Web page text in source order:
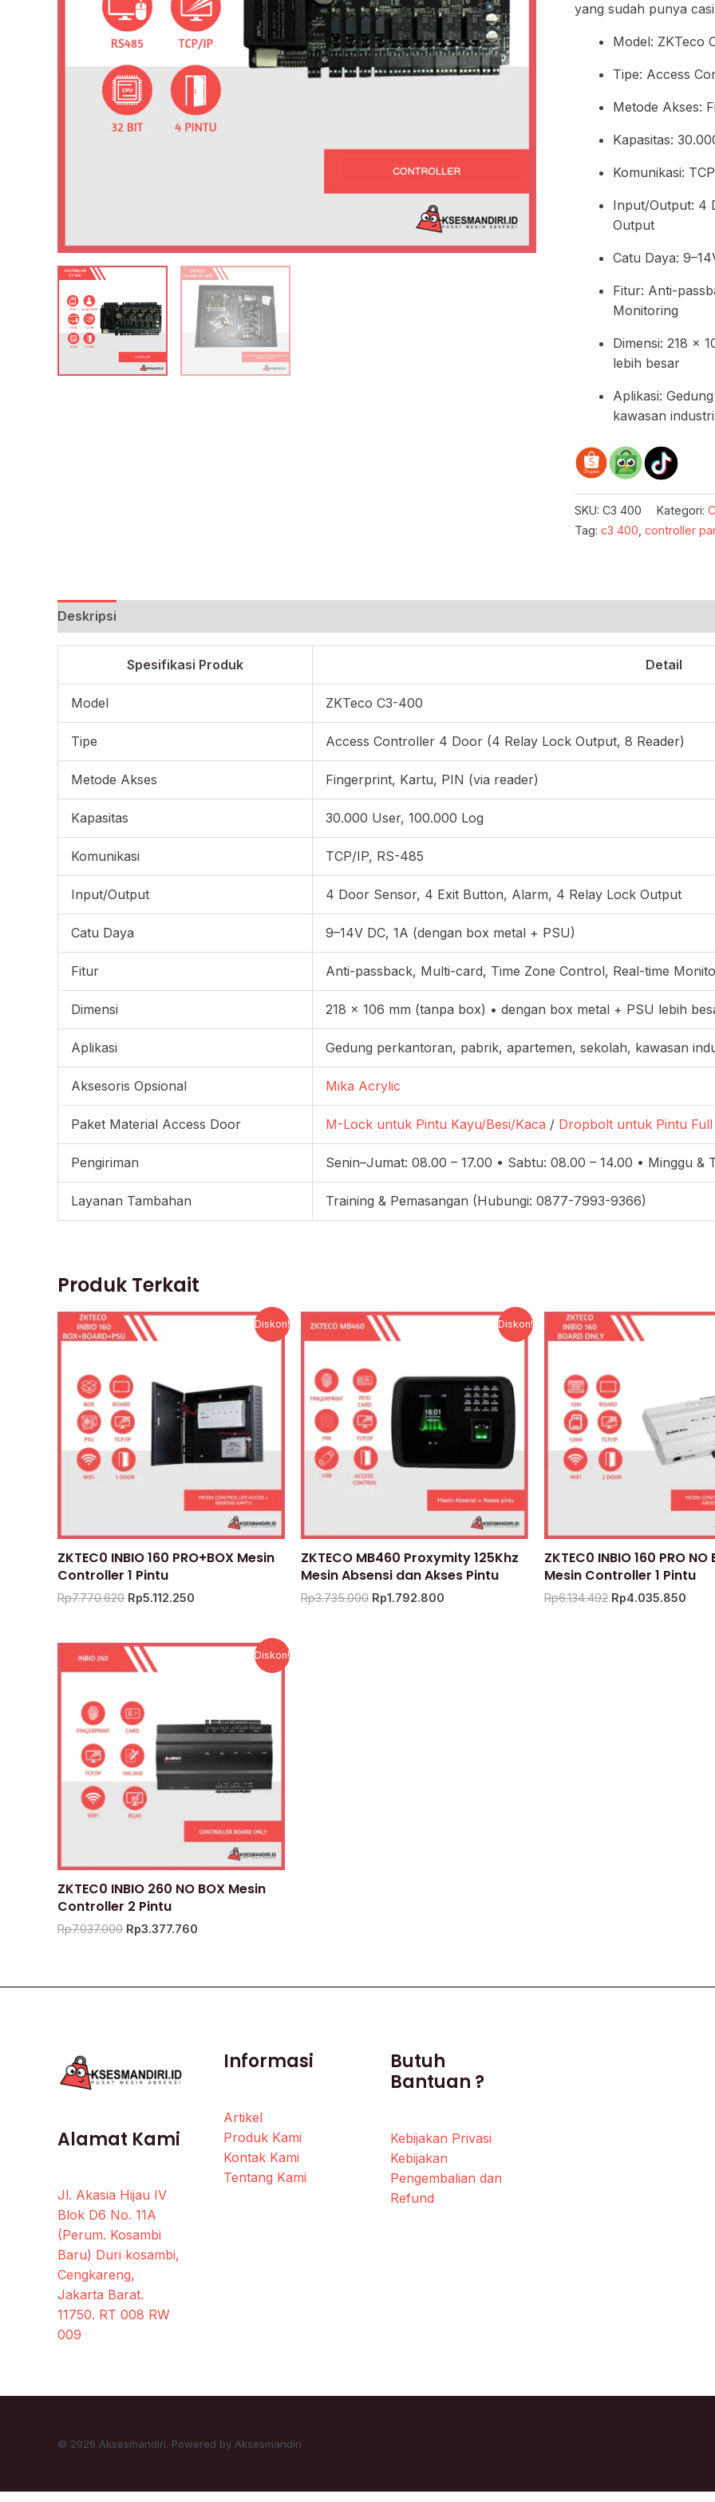
yang sudah punya
Model: ZKTeco
Tipe: Access
Metode Akses:
Kapasitas:
Komunikasi:
Input/Output: 4
Output
Catu Daya:
Fitur: Anti-
Monitoring
Dimensi: 218 ×
lebih besar
Aplikasi:
kawasan industri
SKU: C3 400 Kategori:
Tag: c3 400 controller
Deskripsi
Spesifikasi Produk Detail
Model ZKTeco C3-400
Tipe Access Controller 4 Door (4 Relay Lock Output, 8 Reader)
Metode Akses Fingerprint, Kartu, PIN (via reader)
Kapasitas 30.000 User, 100.000 Log
Komunikasi TCP/IP, RS-485
Input/Output 4 Door Sensor, 4 Exit Button, Alarm, 4 Relay Lock Output
Catu Daya 9–14V DC, 1A (dengan box metal + PSU)
Fitur Anti-passback, Multi-card, Time Zone Control, Real-time
Dimensi 218 × 106 mm (tanpa box) • dengan box metal + PSU lebih
Aplikasi Gedung perkantoran, pabrik, apartemen, sekolah, kawasan
Aksesoris Opsional Mika Acrylic
Paket Material Access Door M-Lock untuk Pintu Kayu/Besi/Kaca / Dropbolt untuk Pintu Full
Pengiriman Senin–Jumat: 08.00 – 17.00 • Sabtu: 08.00 – 14.00 • Minggu &
Layanan Tambahan Training & Pemasangan (Hubungi: 0877-7993-9366)
Produk Terkait
Diskon!
ZKTEC0 INBIO 160 PRO+BOX Mesin
Controller 1 Pintu
Rp7.770.620
Harga
aslinya
adalah:
Rp5.112.250
Harga
Diskon!
ZKTECO MB460 Proxymity 125Khz
Mesin Absensi dan Akses Pintu
Rp3.735.000
Harga
aslinya
adalah:
Rp1.792.800
Harga
Rp1.792.800.
ZKTEC0 INBIO 160 PRO NO
Mesin Controller 1 Pintu
Rp6.134.492
Harga
aslinya
adalah:
Rp4.035.850
Diskon!
ZKTEC0 INBIO 260 NO BOX Mesin
Controller 2 Pintu
Rp7.037.000
Harga
aslinya
adalah:
Rp3.377.760
Harga
Alamat Kami
Jl. Akasia Hijau IV
Blok D6 No. 11A
(Perum. Kosambi
Baru) Duri kosambi,
Cengkareng,
Jakarta Barat.
11750. RT 008 RW
009
Informasi
Artikel
Produk Kami
Kontak Kami
Tentang Kami
Butuh
Bantuan ?
Kebijakan Privasi
Kebijakan
Pengembalian dan
Refund
© 2026 Aksesmandiri. Powered by Aksesmandiri